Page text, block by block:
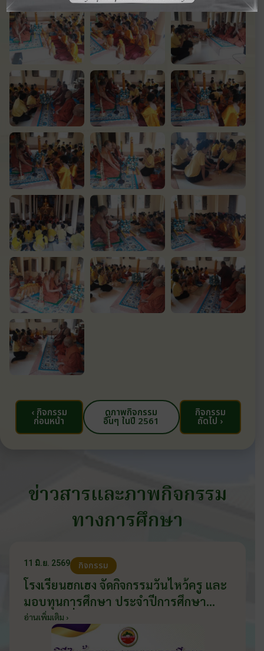
‹ กิจกรรม
ก่อนหน้า
ดูภาพกิจกรรม
อื่นๆ ในปี 2561
กิจกรรม
ถัดไป ›
ข่าวสารและภาพกิจกรรม
ทางการศึกษา
11 มิ.ย. 2569 กิจกรรม
โรงเรียนฮกเฮง จัดกิจกรรมวันไหว้ครู และ
มอบทุนการศึกษา ประจำปีการศึกษา
2569 วันที่ 11 มิถุนายน 2569
อ่านเพิ่มเติม ›